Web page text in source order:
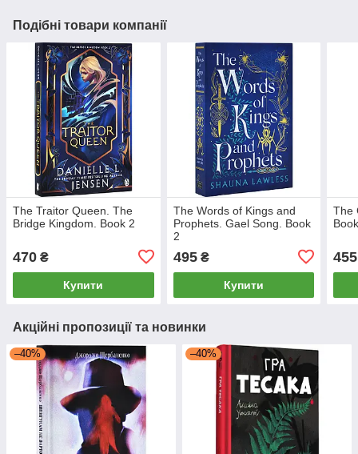
Подібні товари компанії
The Traitor Queen. The
Bridge Kingdom. Book 2
470 ₴
Купити
The Words of Kings and
Prophets. Gael Song. Book
2
495₴
Купити
The
455
Акційні пропозиції та новинки
–40% –40%